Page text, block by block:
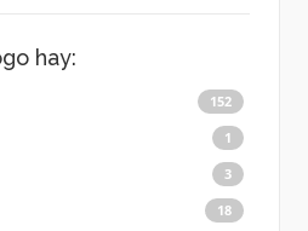
hay:
152
1
3
18